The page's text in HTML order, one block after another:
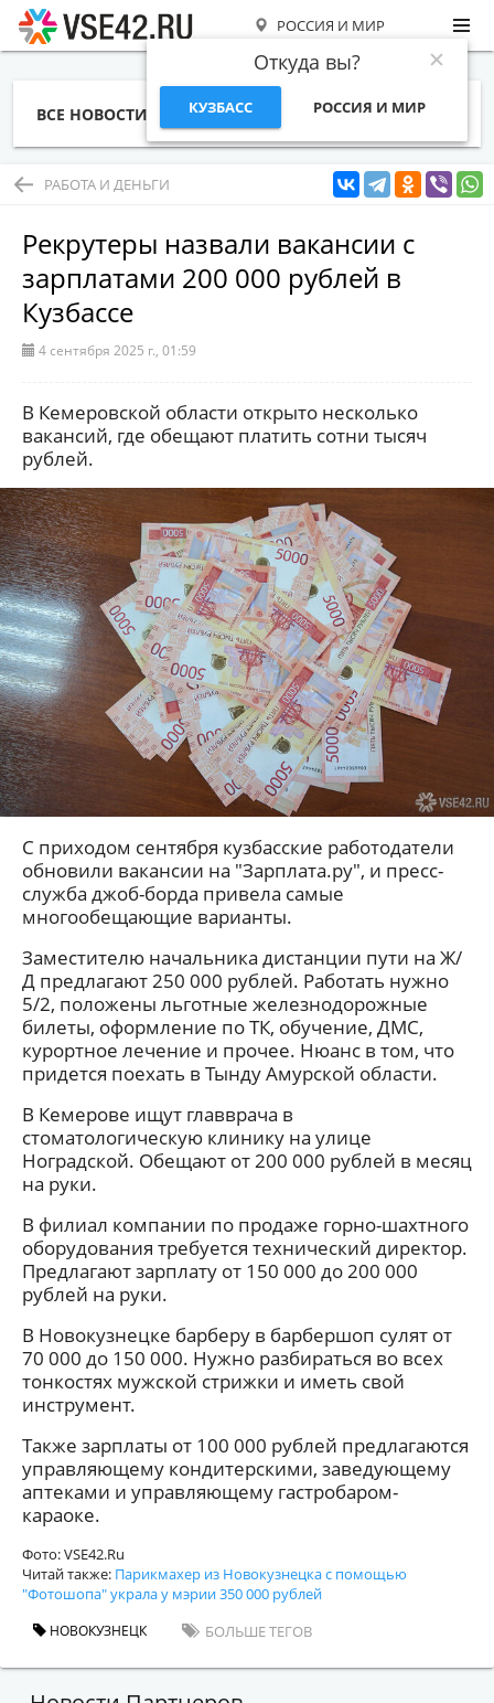
РОССИЯ И МИР
Откуда вы?
КУЗБАСС РОССИЯ И МИР
ВСЕ НОВОСТИ СТАТЬИ ТЕМЫ ФОТО
РАБОТА И ДЕНЬГИ
Рекрутеры назвали вакансии с
зарплатами 200 000 рублей в
Кузбассе
4 сентября 2025 г., 01:59
В Кемеровской области открыто несколько
вакансий, где обещают платить сотни тысяч
рублей.
С приходом сентября кузбасские работодатели
обновили вакансии на "Зарплата.ру", и пресс-
служба джоб-борда привела самые
многообещающие варианты.
Заместителю начальника дистанции пути на Ж/
Д предлагают 250 000 рублей. Работать нужно
5/2, положены льготные железнодорожные
билеты, оформление по ТК, обучение, ДМС,
курортное лечение и прочее. Нюанс в том, что
придется поехать в Тынду Амурской области.
В Кемерове ищут главврача в
стоматологическую клинику на улице
Ноградской. Обещают от 200 000 рублей в месяц
на руки.
В филиал компании по продаже горно-шахтного
оборудования требуется технический директор.
Предлагают зарплату от 150 000 до 200 000
рублей на руки.
В Новокузнецке барберу в барбершоп сулят от
70 000 до 150 000. Нужно разбираться во всех
тонкостях мужской стрижки и иметь свой
инструмент.
Также зарплаты от 100 000 рублей предлагаются
управляющему кондитерскими, заведующему
аптеками и управляющему гастробаром-
караоке.
Фото: VSE42.Ru
Читай также: Парикмахер из Новокузнецка с помощью
"Фотошопа" украла у мэрии 350 000 рублей
НОВОКУЗНЕЦК БОЛЬШЕ ТЕГОВ